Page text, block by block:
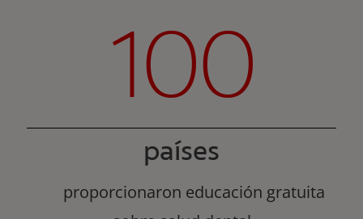
100
países
proporcionaron educación gratuita